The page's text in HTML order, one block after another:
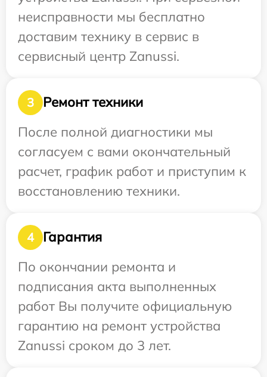
неисправности мы бесплатно
доставим технику в сервис в
сервисный центр Zanussi.
3
Ремонт техники
После полной диагностики мы
согласуем с вами окончательный
расчет, график работ и приступим к
восстановлению техники.
4
Гарантия
По окончании ремонта и
подписания акта выполненных
работ Вы получите официальную
гарантию на ремонт устройства
Zanussi сроком до 3 лет.